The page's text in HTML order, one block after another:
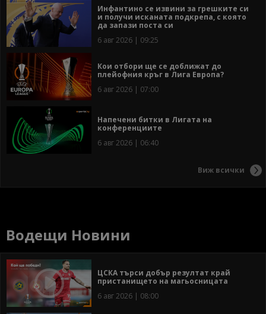
Инфантино се извини за грешките си
и получи исканата подкрепа, с която
да запази поста си
6 авг 2026 | 09:25
Кои отбори ще се доближат до
плейофния кръг в Лига Европа?
6 авг 2026 | 07:00
Напечени битки в Лигата на
конференциите
6 авг 2026 | 06:40
Виж всички
Водещи Новини
ЦСКА търси добър резултат край
пристанището на магьосницата
6 авг 2026 | 08:00